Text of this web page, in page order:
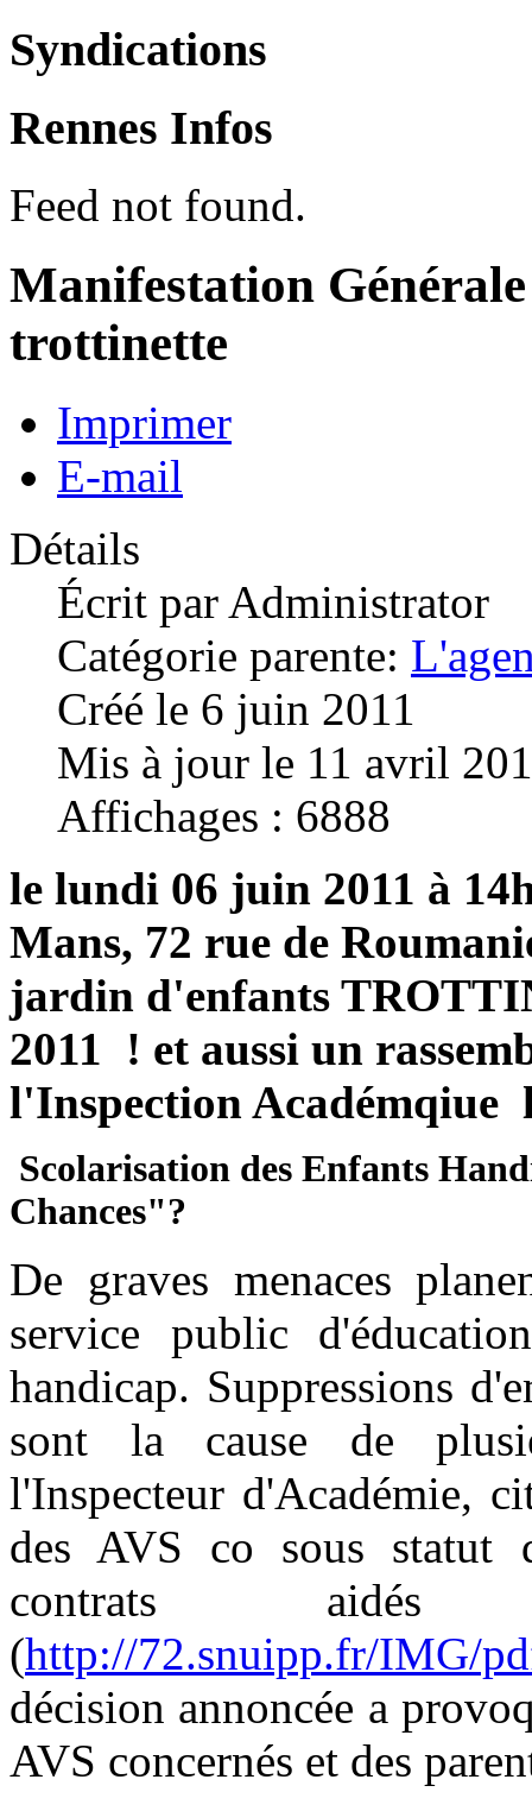
Syndications
Rennes Infos
Feed not found.
Manifestation
trottinette
Imprimer
E-mail
Détails
Écrit par Administrator
Catégorie parente:
Créé le 6 juin 2011
Mis à jour le 11 avril
Affichages : 6888
le lundi 06 juin 2011 à
Mans, 72 rue de
jardin d'enfants
2011 ! et aussi un
l'Inspection Académqiue
Scolarisation des Enfants
Chances"?
De graves menaces
service public
handicap. Suppressions
sont la cause de
l'Inspecteur d'Académie,
des AVS co sous statut
contrats
(http://72.snuipp.fr/IMG/
décision annoncée a
AVS concernés et des